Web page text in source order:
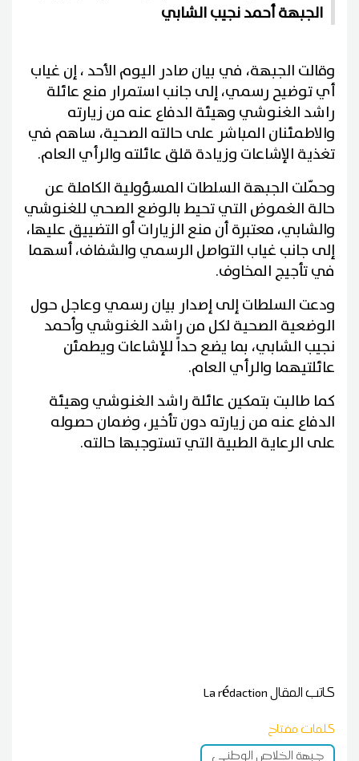
الجبهة أحمد نجيب الشابي
وقالت الجبهة، في بيان صادر اليوم الأحد ، إن غياب
أي توضيح رسمي، إلى جانب استمرار منع عائلة
راشد الغنوشي وهيئة الدفاع عنه من زيارته
والاطمئنان المباشر على حالته الصحية، ساهم في
تغذية الإشاعات وزيادة قلق عائلته والرأي العام.
وحمّلت الجبهة السلطات المسؤولية الكاملة عن
حالة الغموض التي تحيط بالوضع الصحي للغنوشي
والشابي، معتبرة أن منع الزيارات أو التضييق عليها،
إلى جانب غياب التواصل الرسمي والشفاف، أسهما
في تأجيج المخاوف.
ودعت السلطات إلى إصدار بيان رسمي وعاجل حول
الوضعية الصحية لكل من راشد الغنوشي وأحمد
نجيب الشابي، بما يضع حداً للإشاعات ويطمئن
عائلتيهما والرأي العام.
كما طالبت بتمكين عائلة راشد الغنوشي وهيئة
الدفاع عنه من زيارته دون تأخير، وضمان حصوله
على الرعاية الطبية التي تستوجبها حالته.
كاتب المقالLa rédaction
كلمات مفتاح
جبهة الخلاص الوطني